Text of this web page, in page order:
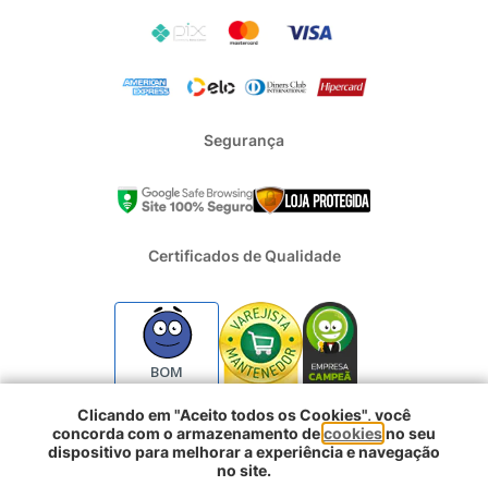
Segurança
Certificados de Qualidade
BOM
2024 - Todos os direitos reservados | REFRIGERACAO DUFRIO
COMERCIO E IMPORTACAO S.A. | CNPJ : 01.754.239/0001-10 |
Clicando em "Aceito todos os Cookies", você
concorda com o armazenamento decookiesno seu
dispositivo para melhorar a experiência e navegação
no site.